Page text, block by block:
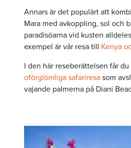
Annars är det populärt att
Mara med avkoppling, sol och
paradisöarna vid kusten
exempel är vår resa till Kenya
I den här reseberättelsen får
oförglömliga safariresasom
vajande palmerna på Diani